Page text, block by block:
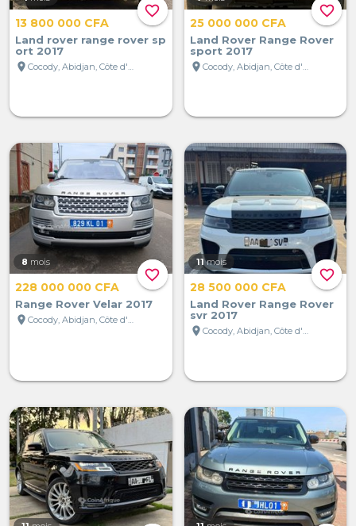
favorite_border
13 800 000 CFA
Land rover range rover sp
ort 2017
location_on
Cocody, Abidjan, Côte d'Ivoire
favorite_border
25 000 000 CFA
Land Rover Range Rover
sport 2017
location_on
Cocody, Abidjan, Côte d'Ivoire
favorite_border
8 mois
228 000 000 CFA
Range Rover Velar 2017
location_on
Cocody, Abidjan, Côte d'Ivoire
favorite_border
11 mois
28 500 000 CFA
Land Rover Range Rover
svr 2017
location_on
Cocody, Abidjan, Côte d'Ivoire